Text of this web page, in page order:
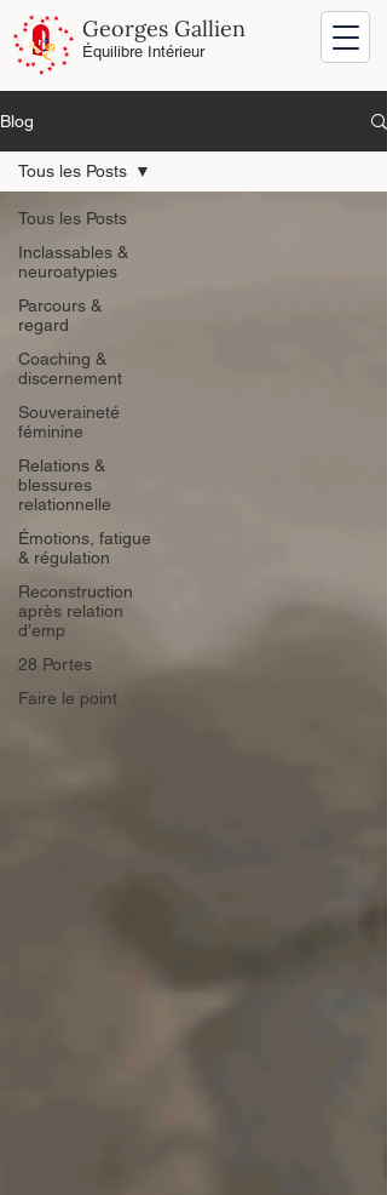
Georges Gallien
Équilibre Intérieur
Blog
Tous les Posts
Inclassables &
neuroatypies
Parcours &
regard
Coaching &
discernement
Souveraineté
féminine
Relations &
blessures
relationnelle
Émotions, fatigue
& régulation
Reconstruction
après relation
d’emp
28 Portes
Faire le point
Tous les Posts